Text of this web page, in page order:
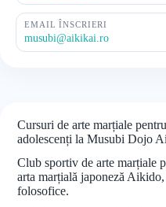
EMAIL ÎNSCRIERI
musubi@aikikai.ro
Cursuri de arte marțiale
adolescenți la Musubi Dojo
Club sportiv de arte marțiale
arta marțială japoneză
folosofice.